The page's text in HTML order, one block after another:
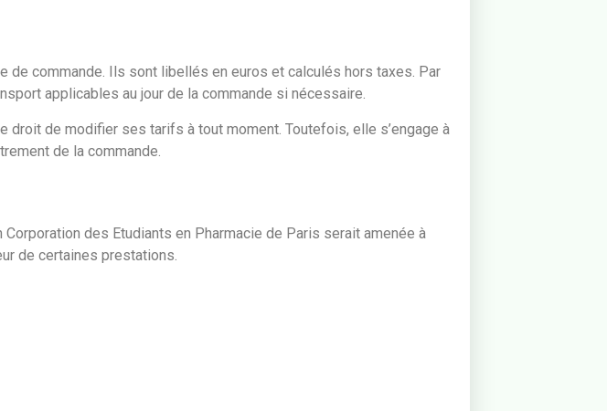
de commande. Ils sont libellés en euros et calculés hors taxes. Par
applicables au jour de la commande si nécessaire.
droit de modifier ses tarifs à tout moment. Toutefois, elle s’engage à
de la commande.
des Etudiants en Pharmacie de Paris serait amenée à
de certaines prestations.